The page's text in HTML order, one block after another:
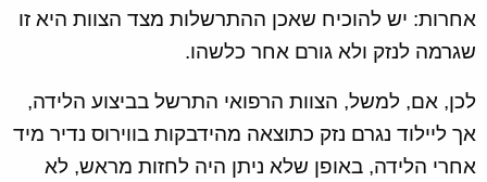
אחרות: יש להוכיח שאכן ההתרשלות מצד הצוות היא זו
שגרמה לנזק ולא גורם אחר כלשהו.
לכן, אם, למשל, הצוות הרפואי התרשל בביצוע הלידה,
אך ליילוד נגרם נזק כתוצאה מהידבקות בווירוס נדיר מיד
אחרי הלידה, באופן שלא ניתן היה לחזות מראש, לא